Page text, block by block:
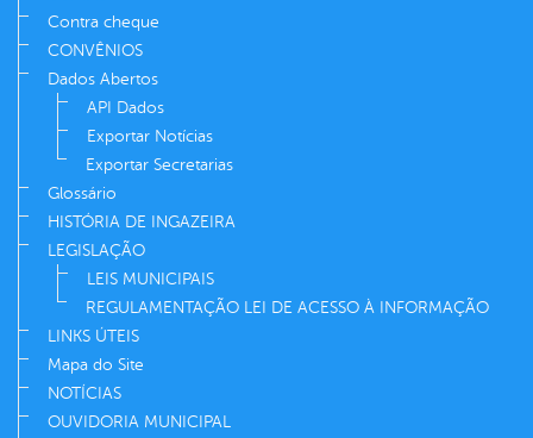
Contra cheque
CONVÊNIOS
Dados Abertos
API Dados
Exportar Notícias
Exportar Secretarias
Glossário
HISTÓRIA DE INGAZEIRA
LEGISLAÇÃO
LEIS MUNICIPAIS
REGULAMENTAÇÃO LEI DE ACESSO À INFORMAÇÃO
LINKS ÚTEIS
Mapa do Site
NOTÍCIAS
OUVIDORIA MUNICIPAL